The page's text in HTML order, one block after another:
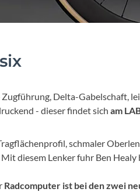
Delta-Gabelschaft,
- dieser findet sich am
schmaler
diesem Lenker fuhr Ben Healy
Radcomputer ist bei den zwei